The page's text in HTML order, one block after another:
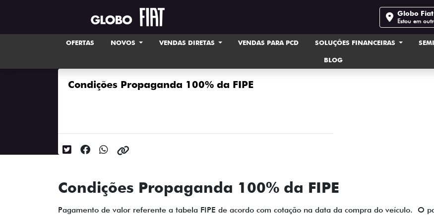
Globo
Estou em
OFERTAS NOVOS VENDAS DIRETAS VENDAS PARA PCD SOLUÇÕES FINANCEIRAS
BLOG
Condições Propaganda 100% da FIPE
Condições Propaganda 100% da FIPE
Pagamento de valor referente a tabela FIPE de acordo com cotação na data da compra do veículo. O